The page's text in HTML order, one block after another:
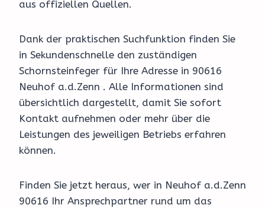
aus offiziellen Quellen.
Dank der praktischen Suchfunktion finden Sie
in Sekundenschnelle den zuständigen
Schornsteinfeger für Ihre Adresse in 90616
Neuhof a.d.Zenn . Alle Informationen sind
übersichtlich dargestellt, damit Sie sofort
Kontakt aufnehmen oder mehr über die
Leistungen des jeweiligen Betriebs erfahren
können.
Finden Sie jetzt heraus, wer in Neuhof a.d.Zenn
90616 Ihr Ansprechpartner rund um das